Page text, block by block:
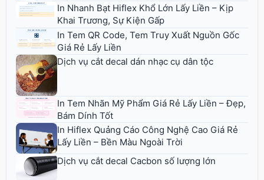
In Nhanh Bạt Hiflex Khổ Lớn Lấy Liền – Kịp
Khai Trương, Sự Kiện Gấp
In Tem QR Code, Tem Truy Xuất Nguồn Gốc
Giá Rẻ Lấy Liền
Dịch vụ cắt decal dán nhạc cụ dân tộc
In Tem Nhãn Mỹ Phẩm Giá Rẻ Lấy Liền – Đẹp,
Bám Dính Tốt
In Hiflex Quảng Cáo Công Nghệ Cao Giá Rẻ
Lấy Liền – Bền Màu Ngoài Trời
Dịch vụ cắt decal Cacbon số lượng lớn